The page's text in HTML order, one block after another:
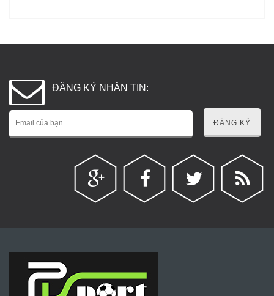
ĐĂNG KÝ NHẬN TIN:
ĐĂNG KÝ